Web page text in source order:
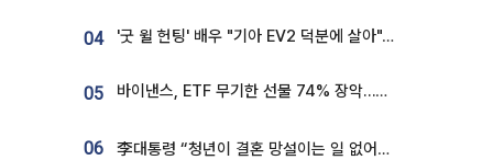
04 '굿 윌 헌팅' 배우 "기아 EV2 덕분에 살아"…교통사고 후 안전성 극찬
05 바이낸스, ETF 무기한 선물 74% 장악…한국 레버리지 ETF 거래 급증 [e가상자산]
06 李대통령 “청년이 결혼 망설이는 일 없어야...제도상 불이익 조사”